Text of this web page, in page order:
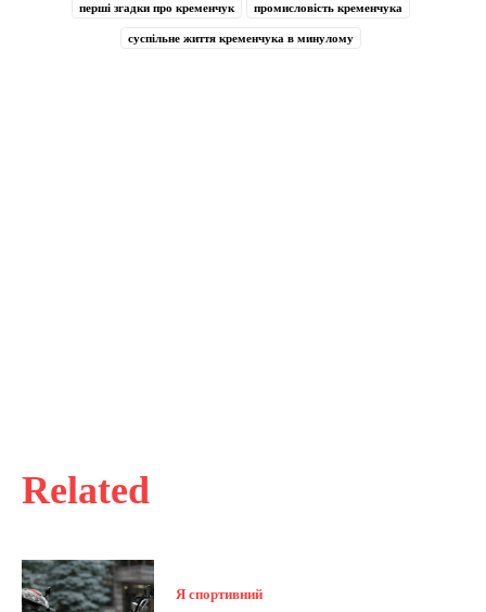
Related
Я спортивний
перші згадки про кременчук промисловість кременчука
суспільне життя кременчука в минулому